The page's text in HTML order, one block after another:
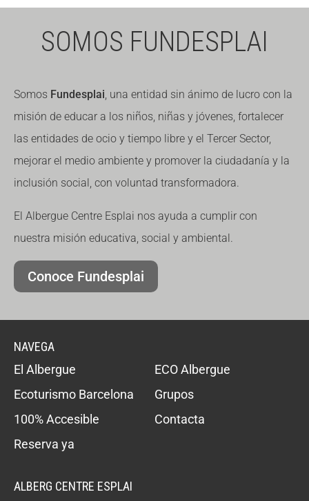
SOMOS FUNDESPLAI
Somos Fundesplai, una entidad sin ánimo de lucro con la
misión de educar a los niños, niñas y jóvenes, fortalecer
las entidades de ocio y tiempo libre y el Tercer Sector,
mejorar el medio ambiente y promover la ciudadanía y la
inclusión social, con voluntad transformadora.
El Albergue Centre Esplai nos ayuda a cumplir con
nuestra misión educativa, social y ambiental.
Conoce Fundesplai
NAVEGA
El Albergue
ECO Albergue
Ecoturismo Barcelona
Grupos
100% Accesible
Contacta
Reserva ya
ALBERG CENTRE ESPLAI
Xarxes socials
COL·LABORA
Fes voluntariat
Fes un donatiu
Treballa amb nosaltres
Xarxes socials
COL·LABORA
Fes voluntariat
Fes un donatiu
Treballa amb nosaltres